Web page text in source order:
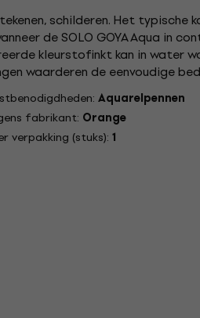
schilderen. Het typische
de SOLO GOYA Aqua in
kleurstofinkt kan in water
waarderen de eenvoudige
voor fijne lijntjes en intensieve...
Aquarelpennen
fabrikant: Orange
verpakking (stuks): 1